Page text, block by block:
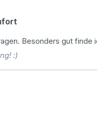
Besonders gut finde
:)